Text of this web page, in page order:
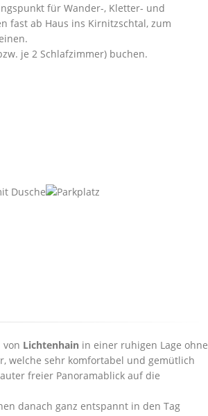
für Wander-, Kletter- und
fast ab Haus ins Kirnitzschtal, zum
je 2 Schlafzimmer) buchen.
Lichtenhain in einer ruhigen Lage ohne
welche sehr komfortabel und gemütlich
freier Panoramablick auf die
danach ganz entspannt in den Tag